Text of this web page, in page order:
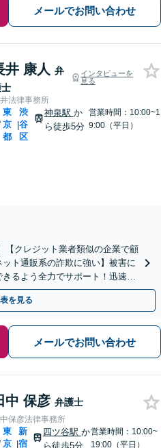
メールでお問い合わせ
井 康人 弁
インタビューを
見る
法律事務所
東
京
都
|
渋
谷
区
神泉駅 か
ら徒歩5分
営業時間：10:00~1
9:00（平日）
【クレジット業者類似の企業で顧
ト通販系の詐欺に強い】被害に
るよう全力でサポート！迅速な
・夜間相談可】
を見る
メールでお問い合わせ
中 保彦 弁護士
保彦法律事務所
東
京 |
新
宿
四ツ谷駅 か
ら徒歩5分
営業時間：10:00~
19:00（平日）